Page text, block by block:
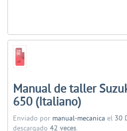
Manual de taller
650 (Italiano)
Enviado por manual-mecanica el 30
descargado 42 veces.